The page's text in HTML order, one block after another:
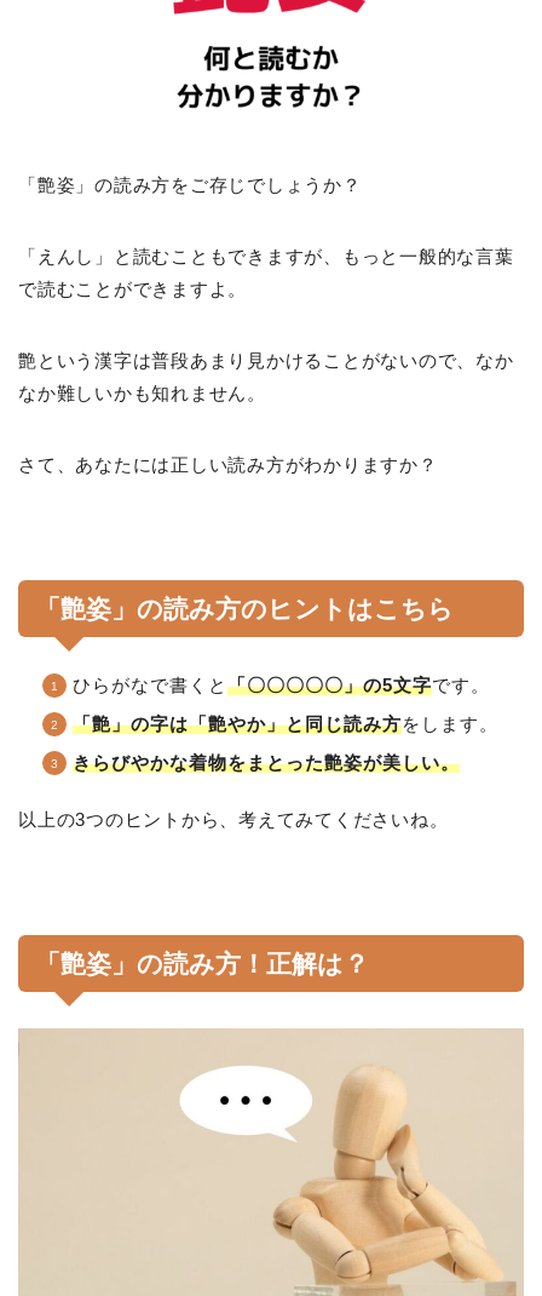
「艶姿」の読み方をご存じでしょうか？
「えんし」と読むこともできますが、もっと一般的な言葉
で読むことができますよ。
艶という漢字は普段あまり見かけることがないので、なか
なか難しいかも知れません。
さて、あなたには正しい読み方がわかりますか？
「艶姿」の読み方のヒントはこちら
ひらがなで書くと 「〇〇〇〇〇」の5文字です。
「艶」の字は「艶やか」と同じ読み方をします。
きらびやかな着物をまとった艶姿が美しい。
以上の3つのヒントから、考えてみてくださいね。
「艶姿」の読み方！正解は？